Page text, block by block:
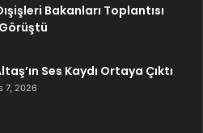
Bakanları Toplantısı
Ses Kaydı Ortaya Çıktı
7, 2026